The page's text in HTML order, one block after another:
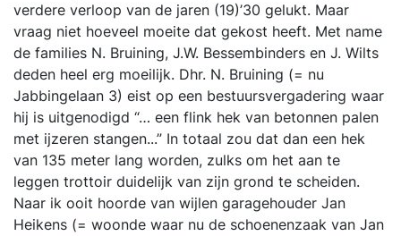
verdere verloop van de jaren (19)’30 gelukt. Maar
vraag niet hoeveel moeite dat gekost heeft. Met name
de families N. Bruining, J.W. Bessembinders en J. Wilts
deden heel erg moeilijk. Dhr. N. Bruining (= nu
Jabbingelaan 3) eist op een bestuursvergadering waar
hij is uitgenodigd “… een flink hek van betonnen palen
met ijzeren stangen...” In totaal zou dat dan een hek
van 135 meter lang worden, zulks om het aan te
leggen trottoir duidelijk van zijn grond te scheiden.
Naar ik ooit hoorde van wijlen garagehouder Jan
Heikens (= woonde waar nu de schoenenzaak van Jan